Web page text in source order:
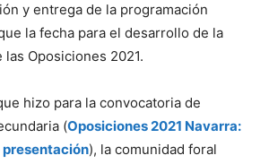
y entrega de la programación
la fecha para el desarrollo de la
Oposiciones 2021.
hizo para la convocatoria de
(Oposiciones 2021 Navarra:
presentación), la comunidad foral